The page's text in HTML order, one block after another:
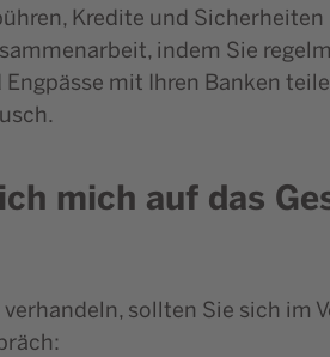
Kredite und
indem Sie
mit Ihren Banken
mich auf das
sollten Sie sich im